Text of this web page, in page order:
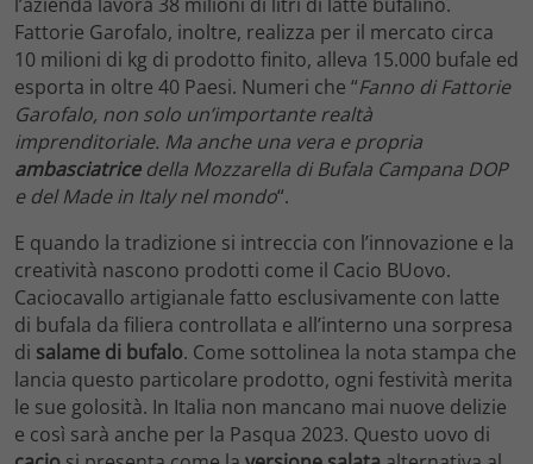
Fattorie Garofalo, inoltre, realizza per il mercato circa
10 milioni di kg di prodotto finito, alleva 15.000 bufale ed
esporta in oltre 40 Paesi. Numeri che “Fanno di Fattorie
Garofalo, non solo un’importante realtà
imprenditoriale. Ma anche una vera e propria
ambasciatricedella Mozzarella di Bufala Campana DOP
e del Made in Italy nel mondo“.
E quando la tradizione si intreccia con l’innovazione e la
creatività nascono prodotti come il Cacio BUovo.
Caciocavallo artigianale fatto esclusivamente con latte
di bufala da filiera controllata e all’interno una sorpresa
di salame di bufalo. Come sottolinea la nota stampa che
lancia questo particolare prodotto, ogni festività merita
le sue golosità. In Italia non mancano mai nuove delizie
e così sarà anche per la Pasqua 2023. Questo uovo di